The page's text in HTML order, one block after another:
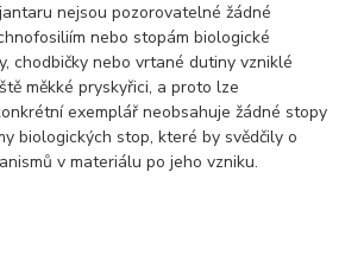
nejsou pozorovatelné žádné
nebo stopám biologické
chodbičky nebo vrtané dutiny vzniklé
měkké pryskyřici, a proto lze
exemplář neobsahuje žádné stopy
biologických stop, které by svědčily o
v materiálu po jeho vzniku.